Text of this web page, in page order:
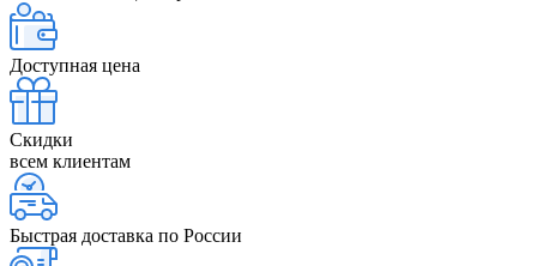
Доступная цена
Скидки
всем клиентам
Быстрая доставка по России